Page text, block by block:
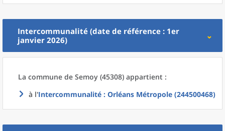
Intercommunalité (date de référence : 1er
janvier 2026)
La commune de Semoy (45308) appartient :
à l'Intercommunalité : Orléans Métropole (244500468)